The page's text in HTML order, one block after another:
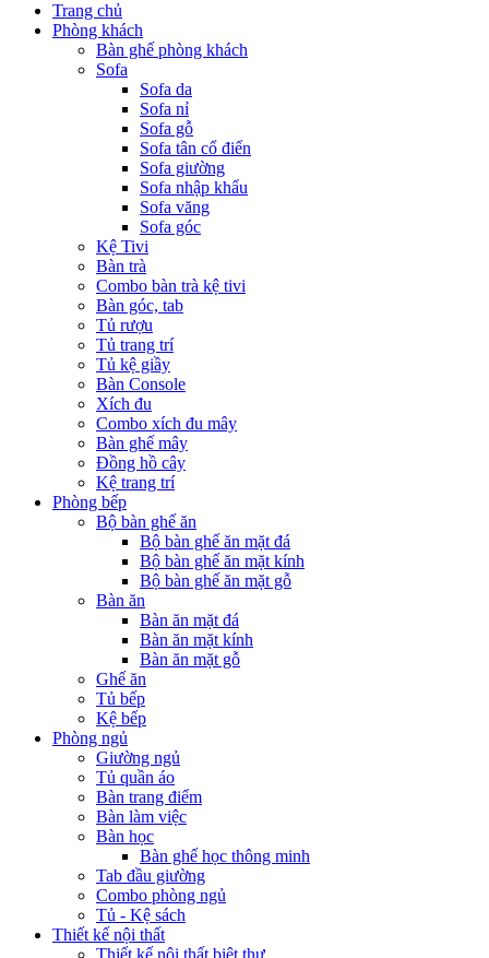
Trang chủ
Phòng khách
Bàn ghế phòng khách
Sofa
Sofa da
Sofa nỉ
Sofa gỗ
Sofa tân cổ điển
Sofa giường
Sofa nhập khẩu
Sofa văng
Sofa góc
Kệ Tivi
Bàn trà
Combo bàn trà kệ tivi
Bàn góc, tab
Tủ rượu
Tủ trang trí
Tủ kệ giầy
Bàn Console
Xích đu
Combo xích đu mây
Bàn ghế mây
Đồng hồ cây
Kệ trang trí
Phòng bếp
Bộ bàn ghế ăn
Bộ bàn ghế ăn mặt đá
Bộ bàn ghế ăn mặt kính
Bộ bàn ghế ăn mặt gỗ
Bàn ăn
Bàn ăn mặt đá
Bàn ăn mặt kính
Bàn ăn mặt gỗ
Ghế ăn
Tủ bếp
Kệ bếp
Phòng ngủ
Giường ngủ
Tủ quần áo
Bàn trang điểm
Bàn làm việc
Bàn học
Bàn ghế học thông minh
Tab đầu giường
Combo phòng ngủ
Tủ - Kệ sách
Thiết kế nội thất